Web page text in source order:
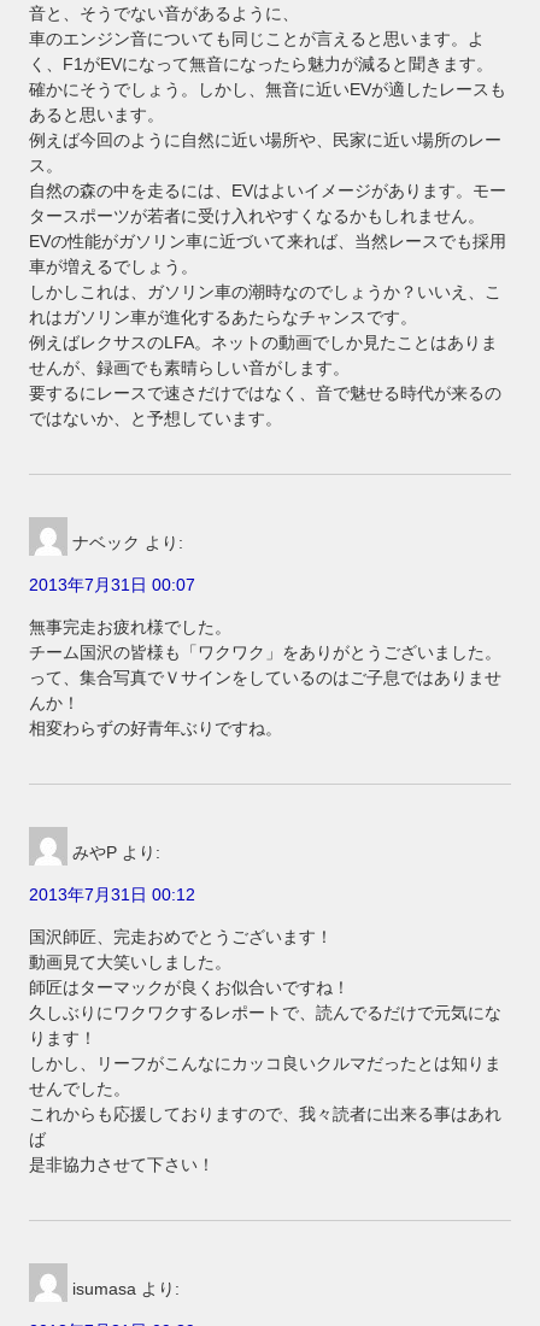
音と、そうでない音があるように、
車のエンジン音についても同じことが言えると思います。よ
く、F1がEVになって無音になったら魅力が減ると聞きます。
確かにそうでしょう。しかし、無音に近いEVが適したレースも
あると思います。
例えば今回のように自然に近い場所や、民家に近い場所のレー
ス。
自然の森の中を走るには、EVはよいイメージがあります。モー
タースポーツが若者に受け入れやすくなるかもしれません。
EVの性能がガソリン車に近づいて来れば、当然レースでも採用
車が増えるでしょう。
しかしこれは、ガソリン車の潮時なのでしょうか？いいえ、こ
れはガソリン車が進化するあたらなチャンスです。
例えばレクサスのLFA。ネットの動画でしか見たことはありま
せんが、録画でも素晴らしい音がします。
要するにレースで速さだけではなく、音で魅せる時代が来るの
ではないか、と予想しています。
ナベック より:
2013年7月31日 00:07
無事完走お疲れ様でした。
チーム国沢の皆様も「ワクワク」をありがとうございました。
って、集合写真でＶサインをしているのはご子息ではありませ
んか！
相変わらずの好青年ぶりですね。
みやP より:
2013年7月31日 00:12
国沢師匠、完走おめでとうございます！
動画見て大笑いしました。
師匠はターマックが良くお似合いですね！
久しぶりにワクワクするレポートで、読んでるだけで元気にな
ります！
しかし、リーフがこんなにカッコ良いクルマだったとは知りま
せんでした。
これからも応援しておりますので、我々読者に出来る事はあれ
ば
是非協力させて下さい！
isumasa より: